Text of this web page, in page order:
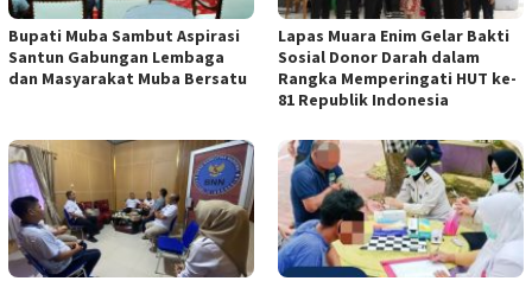
Bupati Muba Sambut Aspirasi
Santun Gabungan Lembaga
dan Masyarakat Muba Bersatu
Lapas Muara Enim Gelar Bakti
Sosial Donor Darah dalam
Rangka Memperingati HUT ke-
81 Republik Indonesia